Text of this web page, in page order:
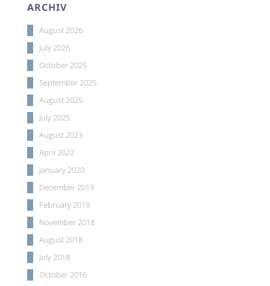
ARCHIV
August 2026
July 2026
October 2025
September 2025
August 2025
July 2025
August 2023
April 2022
January 2020
December 2019
February 2019
November 2018
August 2018
July 2018
October 2016